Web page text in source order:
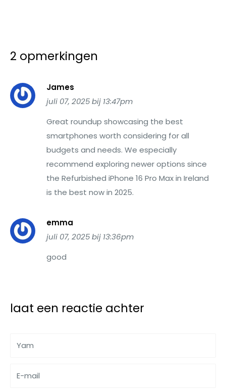
2 opmerkingen
James
juli 07, 2025 bij 13:47pm
Great roundup showcasing the best
smartphones worth considering for all
budgets and needs. We especially
recommend exploring newer options since
the Refurbished iPhone 16 Pro Max in Ireland
is the best now in 2025.
emma
juli 07, 2025 bij 13:36pm
good
laat een reactie achter
Yam
E-mail